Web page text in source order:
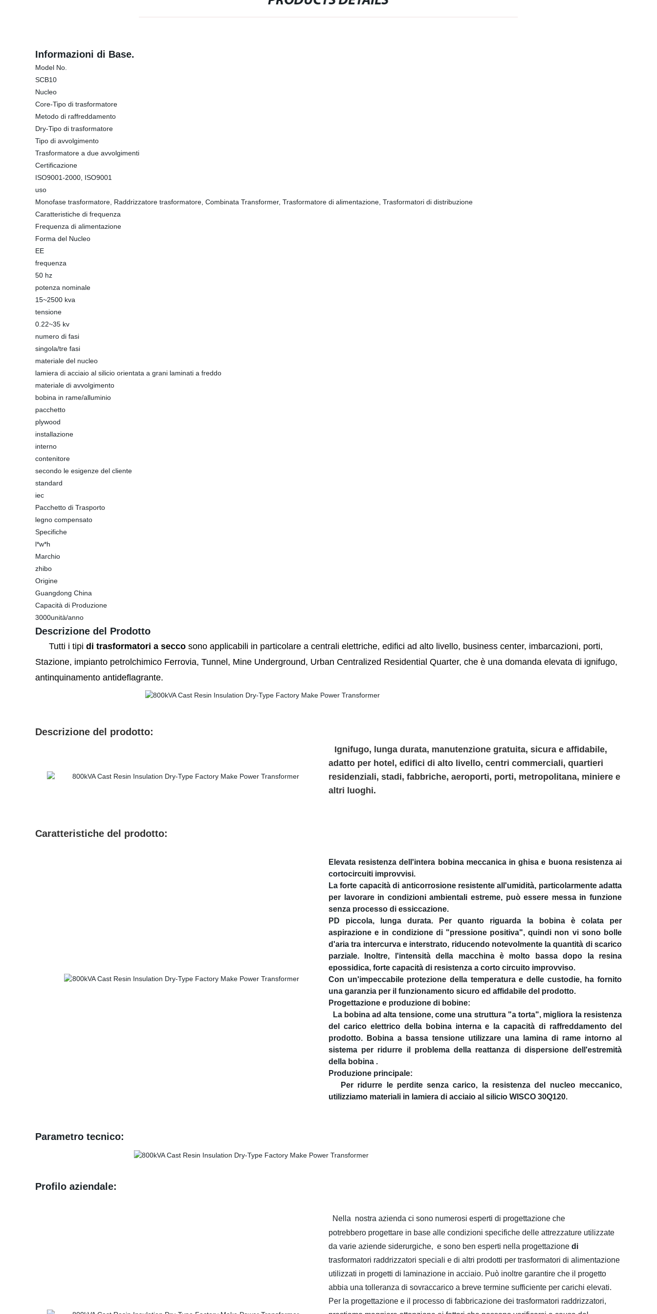
Informazioni di Base.
Model No.
SCB10
Nucleo
Core-Tipo di trasformatore
Metodo di raffreddamento
Dry-Tipo di trasformatore
Tipo di avvolgimento
Trasformatore a due avvolgimenti
Certificazione
ISO9001-2000, ISO9001
uso
Monofase trasformatore, Raddrizzatore trasformatore, Combinata Transformer, Trasformatore di alimentazione, Trasformatori di distribuzione
Caratteristiche di frequenza
Frequenza di alimentazione
Forma del Nucleo
EE
frequenza
50 hz
potenza nominale
15~2500 kva
tensione
0.22~35 kv
numero di fasi
singola/tre fasi
materiale del nucleo
lamiera di acciaio al silicio orientata a grani laminati a freddo
materiale di avvolgimento
bobina in rame/alluminio
pacchetto
plywood
installazione
interno
contenitore
secondo le esigenze del cliente
standard
iec
Pacchetto di Trasporto
legno compensato
Specifiche
l*w*h
Marchio
zhibo
Origine
Guangdong China
Capacità di Produzione
3000unità/anno
Descrizione del Prodotto
Tutti i tipi di trasformatori a secco sono applicabili in particolare a centrali elettriche, edifici ad alto livello, business center, imbarcazioni, porti,
Stazione, impianto petrolchimico Ferrovia, Tunnel, Mine Underground, Urban Centralized Residential Quarter, che è una domanda elevata di ignifugo,
antinquinamento antideflagrante.
Descrizione del prodotto:
Ignifugo, lunga durata, manutenzione gratuita, sicura e affidabile,
adatto per hotel, edifici di alto livello, centri commerciali, quartieri
residenziali, stadi, fabbriche, aeroporti, porti, metropolitana, miniere e
altri luoghi.
Caratteristiche del prodotto:
Elevata resistenza dell'intera bobina meccanica in ghisa e buona resistenza ai
cortocircuiti improvvisi.
La forte capacità di anticorrosione resistente all'umidità, particolarmente adatta
per lavorare in condizioni ambientali estreme, può essere messa in funzione
senza processo di essiccazione.
PD piccola, lunga durata. Per quanto riguarda la bobina è colata per
aspirazione e in condizione di "pressione positiva", quindi non vi sono bolle
d'aria tra intercurva e interstrato, riducendo notevolmente la quantità di scarico
parziale. Inoltre, l'intensità della macchina è molto bassa dopo la resina
epossidica, forte capacità di resistenza a corto circuito improvviso.
Con un'impeccabile protezione della temperatura e delle custodie, ha fornito
una garanzia per il funzionamento sicuro ed affidabile del prodotto.
Progettazione e produzione di bobine:
La bobina ad alta tensione, come una struttura "a torta", migliora la resistenza
del carico elettrico della bobina interna e la capacità di raffreddamento del
prodotto. Bobina a bassa tensione utilizzare una lamina di rame intorno al
sistema per ridurre il problema della reattanza di dispersione dell'estremità
della bobina .
Produzione principale:
Per ridurre le perdite senza carico, la resistenza del nucleo meccanico,
utilizziamo materiali in lamiera di acciaio al silicio WISCO 30Q120.
Parametro tecnico:
Profilo aziendale:
Nella nostra azienda ci sono numerosi esperti di progettazione che
potrebbero progettare in base alle condizioni specifiche delle attrezzature utilizzate
da varie aziende siderurgiche, e sono ben esperti nella progettazione di
trasformatori raddrizzatori speciali e di altri prodotti per trasformatori di alimentazione
utilizzati in progetti di laminazione in acciaio. Può inoltre garantire che il progetto
abbia una tolleranza di sovraccarico a breve termine sufficiente per carichi elevati.
Per la progettazione e il processo di fabbricazione dei trasformatori raddrizzatori,